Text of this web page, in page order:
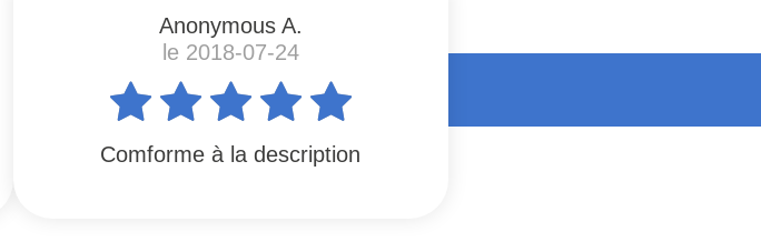
Anonymous A.
le 2018-07-24
Comforme à la description